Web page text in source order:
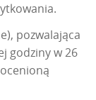
pozwalająca
godziny w 26